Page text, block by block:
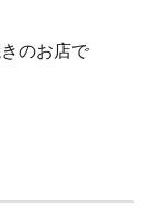
のお店で